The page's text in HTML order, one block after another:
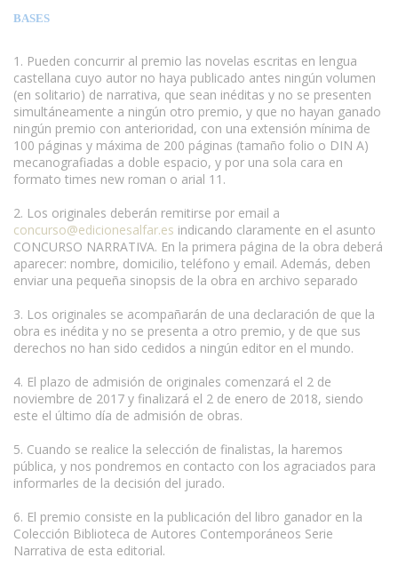
BASES
1. Pueden concurrir al premio las novelas escritas en lengua
castellana cuyo autor no haya publicado antes ningún volumen
(en solitario) de narrativa, que sean inéditas y no se presenten
simultáneamente a ningún otro premio, y que no hayan ganado
ningún premio con anterioridad, con una extensión mínima de
100 páginas y máxima de 200 páginas (tamaño folio o DIN A)
mecanografiadas a doble espacio, y por una sola cara en
formato times new roman o arial 11.
2. Los originales deberán remitirse por email a
concurso@edicionesalfar.es indicando claramente en el asunto
CONCURSO NARRATIVA. En la primera página de la obra deberá
aparecer: nombre, domicilio, teléfono y email. Además, deben
enviar una pequeña sinopsis de la obra en archivo separado
3. Los originales se acompañarán de una declaración de que la
obra es inédita y no se presenta a otro premio, y de que sus
derechos no han sido cedidos a ningún editor en el mundo.
4. El plazo de admisión de originales comenzará el 2 de
noviembre de 2017 y finalizará el 2 de enero de 2018, siendo
este el último día de admisión de obras.
5. Cuando se realice la selección de finalistas, la haremos
pública, y nos pondremos en contacto con los agraciados para
informarles de la decisión del jurado.
6. El premio consiste en la publicación del libro ganador en la
Colección Biblioteca de Autores Contemporáneos Serie
Narrativa de esta editorial.